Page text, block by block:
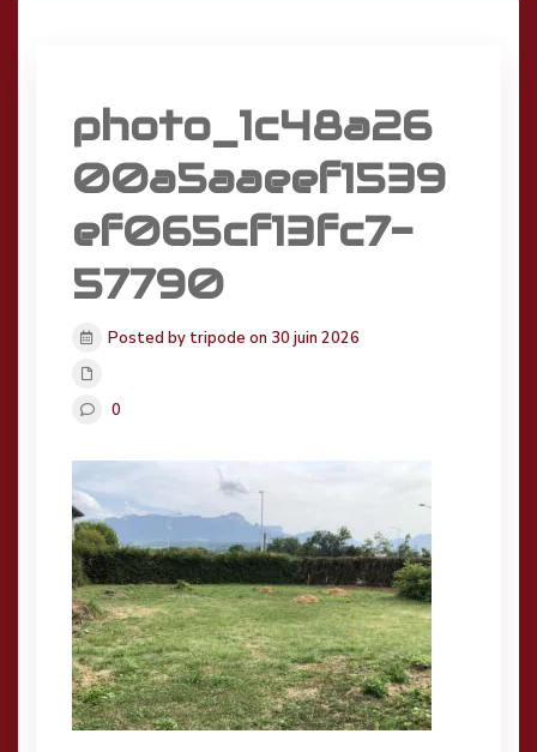
photo_1c48a26
00a5aaeef1539
ef065cf13fc7-
57790
Posted by tripode on 30 juin 2026
0